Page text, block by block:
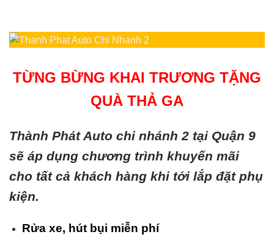
TỪNG BỪNG KHAI TRƯƠNG TẶNG
QUÀ THẢ GA
Thành Phát Auto chi nhánh 2 tại Quận 9
sẽ áp dụng chương trình khuyến mãi
cho tất cả khách hàng khi tới lắp đặt phụ
kiện.
Rửa xe, hút bụi miễn phí